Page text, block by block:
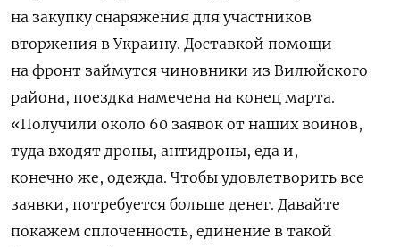
на закупку снаряжения для участников
вторжения в Украину. Доставкой помощи
на фронт займутся чиновники из Вилюйского
района, поездка намечена на конец марта.
«Получили около 60 заявок от наших воинов,
туда входят дроны, антидроны, еда и,
конечно же, одежда. Чтобы удовлетворить все
заявки, потребуется больше денег. Давайте
покажем сплоченность, единение в такой